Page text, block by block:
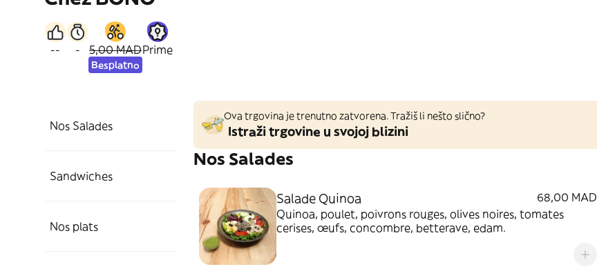
-- - 5,00 MAD
Besplatno
Prime
Nos Salades
Sandwiches
Nos plats
Ova trgovina je trenutno zatvorena. Tražiš li nešto slično?
Istraži trgovine u svojoj blizini
Nos Salades
Salade Quinoa
68,00 MAD
Quinoa, poulet, poivrons rouges, olives noires, tomates
cerises, œufs, concombre, betterave, edam.